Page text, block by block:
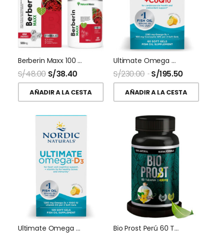
Berberin Maxx 100 Capsulas Naturalmaxx
S/48.00 S/38.40
AÑADIR A LA CESTA
Ultimate Omega + CoQ10 60 Softgel Nordic Naturals
S/230.00 S/195.50
AÑADIR A LA CESTA
Ultimate Omega D3 120 Softgel Nordic Naturals Bio Prost Perú 60 Tabletas Inpra